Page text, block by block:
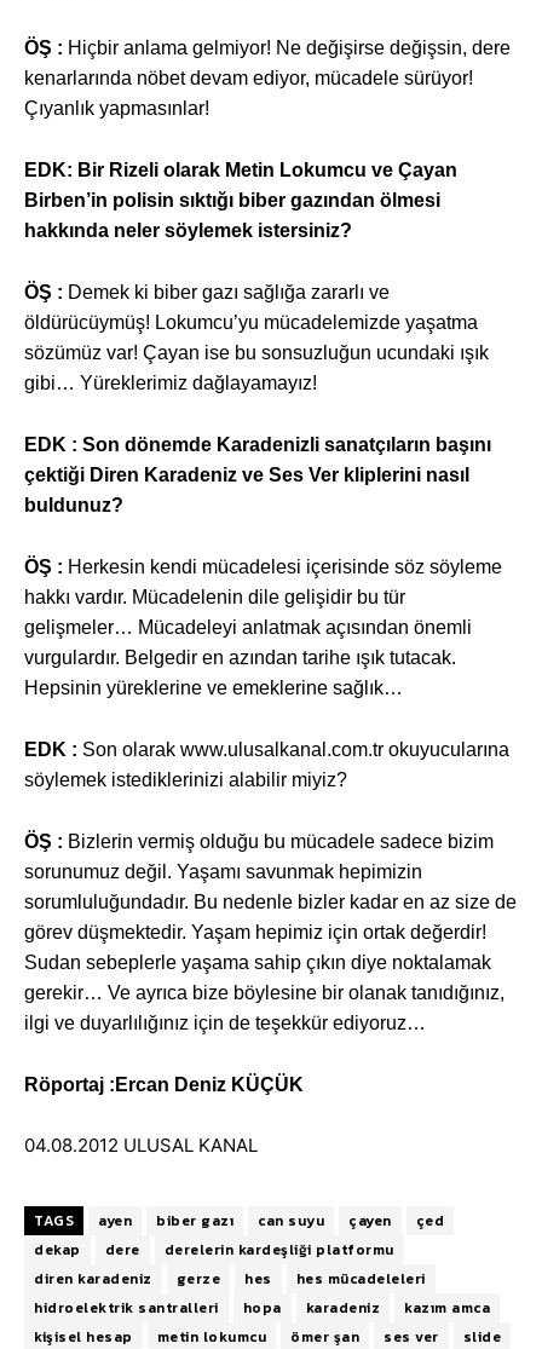
ÖŞ : Hiçbir anlama gelmiyor! Ne değişirse değişsin, dere
kenarlarında nöbet devam ediyor, mücadele sürüyor!
Çıyanlık yapmasınlar!
EDK: Bir Rizeli olarak Metin Lokumcu ve Çayan
Birben’in polisin sıktığı biber gazından ölmesi
hakkında neler söylemek istersiniz?
ÖŞ : Demek ki biber gazı sağlığa zararlı ve
öldürücüymüş! Lokumcu’yu mücadelemizde yaşatma
sözümüz var! Çayan ise bu sonsuzluğun ucundaki ışık
gibi… Yüreklerimiz dağlayamayız!
EDK : Son dönemde Karadenizli sanatçıların başını
çektiği Diren Karadeniz ve Ses Ver kliplerini nasıl
buldunuz?
ÖŞ : Herkesin kendi mücadelesi içerisinde söz söyleme
hakkı vardır. Mücadelenin dile gelişidir bu tür
gelişmeler… Mücadeleyi anlatmak açısından önemli
vurgulardır. Belgedir en azından tarihe ışık tutacak.
Hepsinin yüreklerine ve emeklerine sağlık…
EDK : Son olarak www.ulusalkanal.com.tr okuyucularına
söylemek istediklerinizi alabilir miyiz?
ÖŞ : Bizlerin vermiş olduğu bu mücadele sadece bizim
sorunumuz değil. Yaşamı savunmak hepimizin
sorumluluğundadır. Bu nedenle bizler kadar en az size de
görev düşmektedir. Yaşam hepimiz için ortak değerdir!
Sudan sebeplerle yaşama sahip çıkın diye noktalamak
gerekir… Ve ayrıca bize böylesine bir olanak tanıdığınız,
ilgi ve duyarlılığınız için de teşekkür ediyoruz…
Röportaj :Ercan Deniz KÜÇÜK
04.08.2012 ULUSAL KANAL
TAGS ayen biber gazı can suyu çayen
çed
dekap
dere
derelerin kardeşliği platformu
diren karadeniz
gerze hes
hes mücadeleleri
hidroelektrik santralleri
hopa karadeniz
kazım amca
kişisel hesap
metin lokumcu ömer şan ses ver
slide